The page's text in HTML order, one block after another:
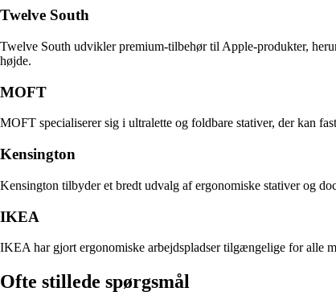
Twelve South
Twelve South udvikler premium-tilbehør til Apple-produkter,
højde.
MOFT
MOFT specialiserer sig i ultralette og foldbare stativer, der kan
Kensington
Kensington tilbyder et bredt udvalg af ergonomiske stativer og
IKEA
IKEA har gjort ergonomiske arbejdspladser tilgængelige for alle
Ofte stillede spørgsmål